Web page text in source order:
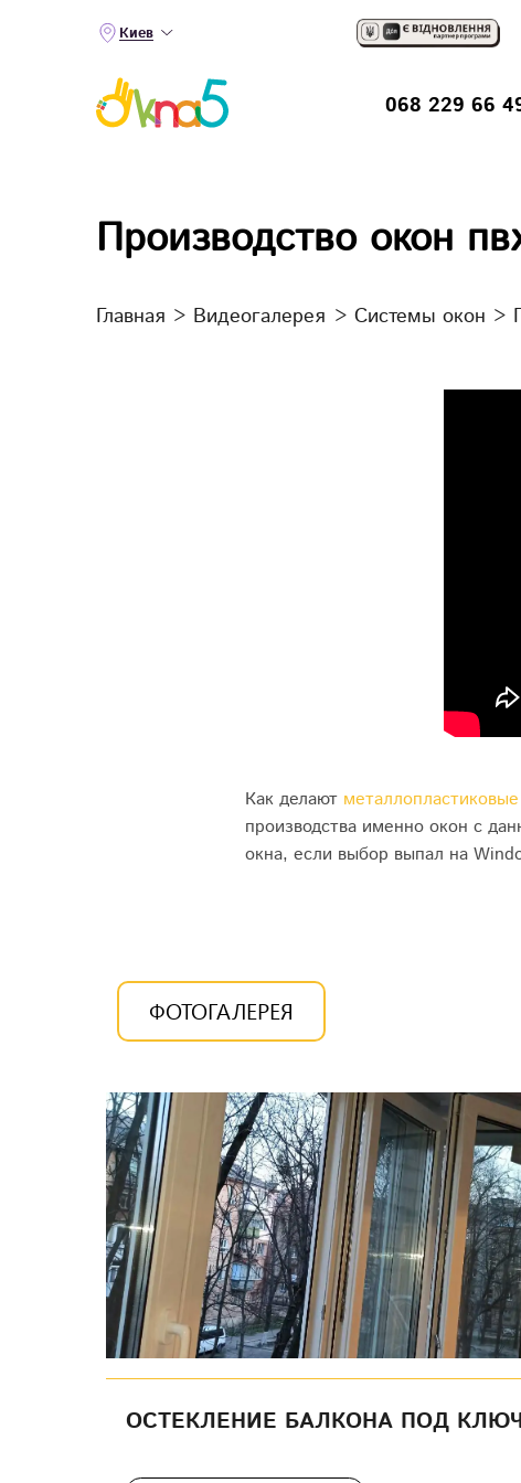
Киев
068 229 66
Производство окон
Главная > Видеогалерея > Системы окон >
Как делают
производства именно окон с
окна, если выбор выпал на
ФОТОГАЛЕРЕЯ
ОСТЕКЛЕНИЕ БАЛКОНА ПОД